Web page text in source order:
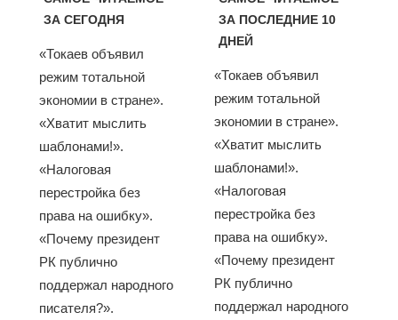
ЗА СЕГОДНЯ
«Токаев объявил
режим тотальной
экономии в стране».
«Хватит мыслить
шаблонами!».
«Налоговая
перестройка без
права на ошибку».
«Почему президент
РК публично
поддержал народного
писателя?».
ЗА ПОСЛЕДНИЕ 10
ДНЕЙ
«Токаев объявил
режим тотальной
экономии в стране».
«Хватит мыслить
шаблонами!».
«Налоговая
перестройка без
права на ошибку».
«Почему президент
РК публично
поддержал народного